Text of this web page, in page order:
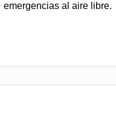
emergencias al aire libre.